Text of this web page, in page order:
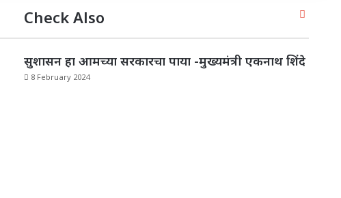
Check Also Close
सुशासन हा आमच्या सरकारचा पाया -मुख्यमंत्री एकनाथ शिंदे
8 February 2024